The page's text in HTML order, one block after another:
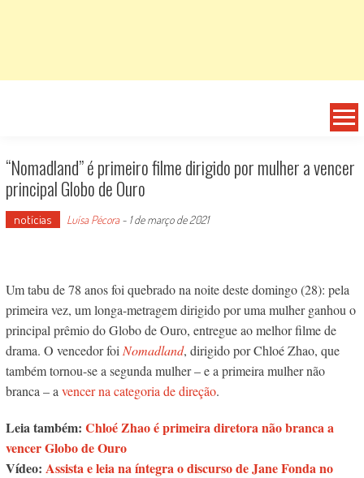
“Nomadland” é primeiro filme dirigido por mulher a vencer
principal Globo de Ouro
notícias Luísa Pécora- 1 de março de 2021
Um tabu de 78 anos foi quebrado na noite deste domingo (28): pela
primeira vez, um longa-metragem dirigido por uma mulher ganhou o
principal prêmio do Globo de Ouro, entregue ao melhor filme de
drama. O vencedor foi Nomadland, dirigido por Chloé Zhao, que
também tornou-se a segunda mulher – e a primeira mulher não
branca – a vencer na categoria de direção.
Leia também: Chloé Zhao é primeira diretora não branca a
vencer Globo de Ouro
Vídeo: Assista e leia na íntegra o discurso de Jane Fonda no